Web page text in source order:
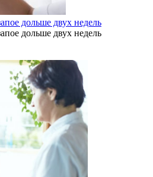
дольше двух недель
дольше двух недель